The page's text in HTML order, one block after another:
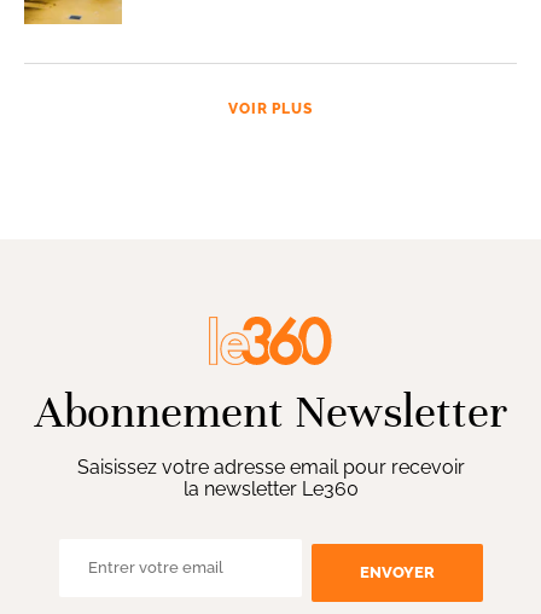
VOIR PLUS
Abonnement Newsletter
Saisissez votre adresse email pour recevoir
la newsletter Le360
ENVOYER